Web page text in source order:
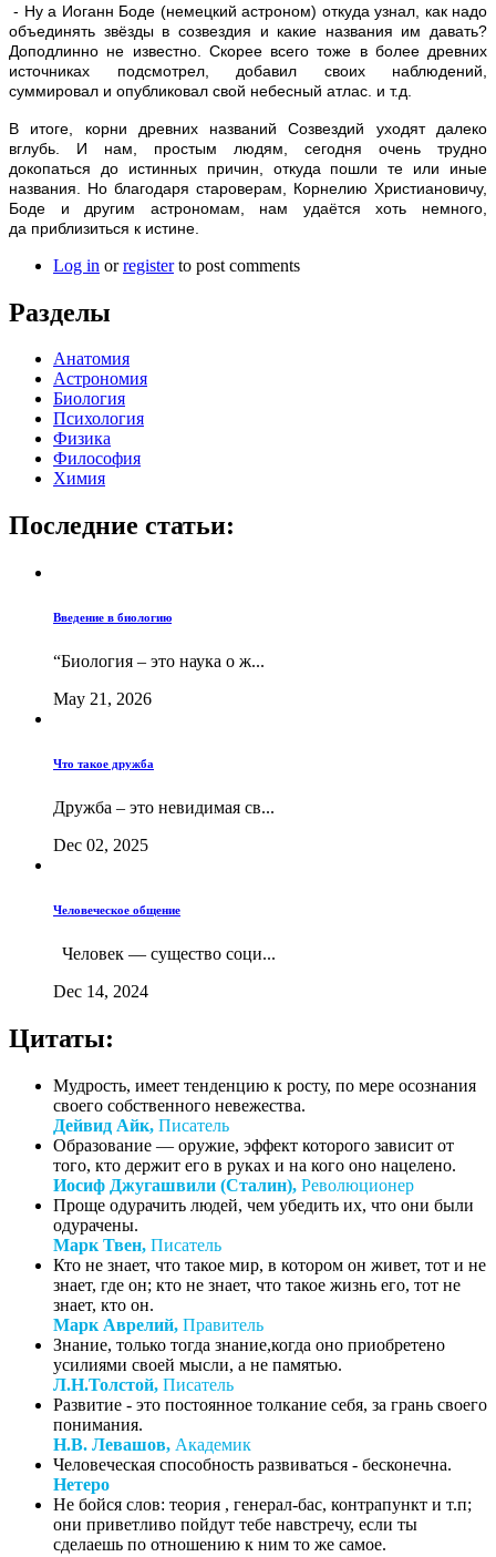
- Ну а Иоганн Боде (немецкий астроном) откуда узнал, как надо
объединять звёзды в созвездия и какие названия им давать?
Доподлинно не известно. Скорее всего тоже в более древних
источниках подсмотрел, добавил своих наблюдений,
суммировал и опубликовал свой небесный атлас. и т.д.
В итоге, корни древних названий Созвездий уходят далеко
вглубь. И нам, простым людям, сегодня очень трудно
докопаться до истинных причин, откуда пошли те или иные
названия. Но благодаря староверам, Корнелию Христиановичу,
Боде и другим астрономам, нам удаётся хоть немного,
да приблизиться к истине.
Log in orregisterto post comments
Разделы
Анатомия
Астрономия
Биология
Психология
Физика
Философия
Химия
Последние статьи:
Введение в биологию
“Биология – это наука о ж...
May 21, 2026
Что такое дружба
Дружба – это невидимая св...
Dec 02, 2025
Человеческое общение
Человек — существо соци...
Dec 14, 2024
Цитаты:
Мудрость, имеет тенденцию к росту, по мере осознания
своего собственного невежества.
Дейвид Айк, Писатель
Образование — оружие, эффект которого зависит от
того, кто держит его в руках и на кого оно нацелено.
Иосиф Джугашвили (Сталин), Революционер
Проще одурачить людей, чем убедить их, что они были
одурачены.
Марк Твен, Писатель
Кто не знает, что такое мир, в котором он живет, тот и не
знает, где он; кто не знает, что такое жизнь его, тот не
знает, кто он.
Марк Аврелий, Правитель
Знание, только тогда знание,когда оно приобретено
усилиями своей мысли, а не памятью.
Л.Н.Толстой, Писатель
Развитие - это постоянное толкание себя, за грань своего
понимания.
Н.В. Левашов, Академик
Человеческая способность развиваться - бесконечна.
Нетеро
Не бойся слов: теория , генерал-бас, контрапункт и т.п;
они приветливо пойдут тебе навстречу, если ты
сделаешь по отношению к ним то же самое.